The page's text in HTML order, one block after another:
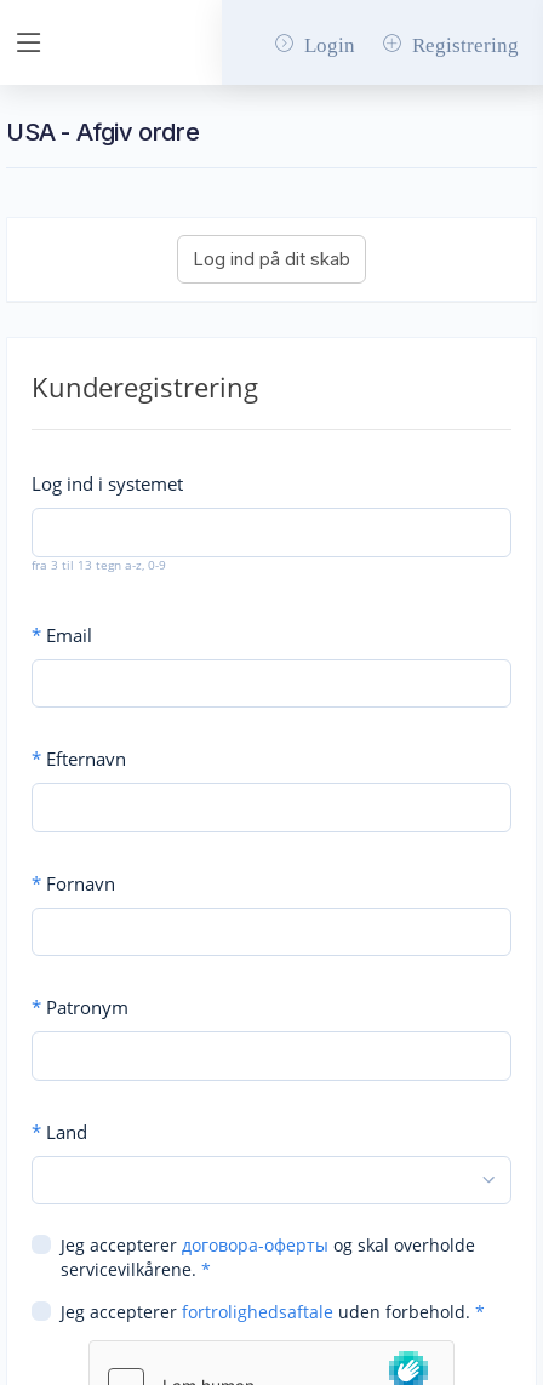
Login Registrering
USA - Afgiv ordre
Kunderegistrering
Log ind i systemet
fra 3 til 13 tegn a-z, 0-9
* Email
* Efternavn
* Fornavn
* Patronym
* Land
Jeg accepterer договора-оферты og skal overholde
servicevilkårene. *
Jeg accepterer fortrolighedsaftale uden forbehold. *